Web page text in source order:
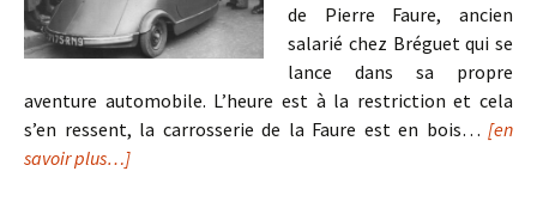
de Pierre Faure, ancien
salarié chez Bréguet qui se
lance dans sa propre
aventure automobile. L’heure est à la restriction et cela
s’en ressent, la carrosserie de la Faure est en bois… [en
savoir plus…]